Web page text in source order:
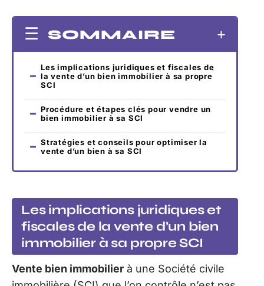
SOMMAIRE
Les implications juridiques et fiscales de
la vente d’un bien immobilier à sa propre
SCI
Procédure et étapes clés pour vendre un
bien immobilier à sa SCI
Stratégies et conseils pour optimiser la
vente d’un bien à sa SCI
Les implications juridiques et
fiscales de la vente d’un bien
immobilier à sa propre SCI
Vente bien immobilier à une Société civile